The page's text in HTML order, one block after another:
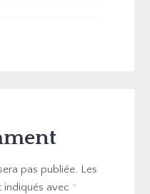
pas publiée. Les
indiqués avec *